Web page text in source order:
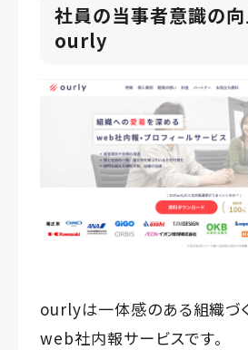
社員の当事者意識の
ourly
ourlyは一体感のある組織づ
web社内報サービスです。